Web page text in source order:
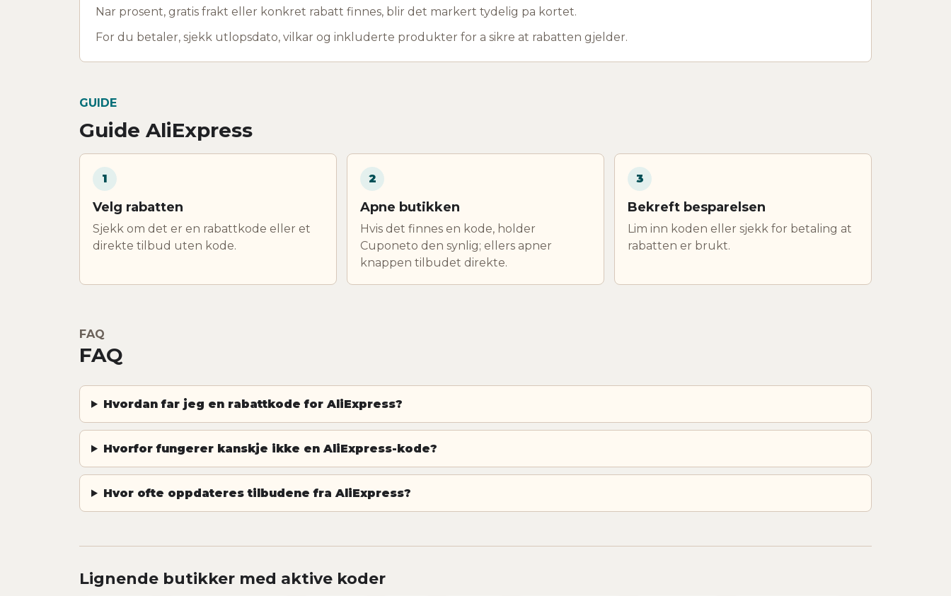
Nar prosent, gratis frakt eller konkret rabatt finnes, blir det markert tydelig pa kortet.
For du betaler, sjekk utlopsdato, vilkar og inkluderte produkter for a sikre at rabatten gjelder.
GUIDE
Guide AliExpress
1
Velg rabatten
Sjekk om det er en rabattkode eller et
direkte tilbud uten kode.
2
Apne butikken
Hvis det finnes en kode, holder
Cuponeto den synlig; ellers apner
knappen tilbudet direkte.
3
Bekreft besparelsen
Lim inn koden eller sjekk for betaling at
rabatten er brukt.
FAQ
FAQ
Hvordan far jeg en rabattkode for AliExpress?
Hvorfor fungerer kanskje ikke en AliExpress-kode?
Hvor ofte oppdateres tilbudene fra AliExpress?
Lignende butikker med aktive koder